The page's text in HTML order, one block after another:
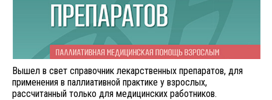
Вышел в свет справочник лекарственных препаратов, для
применения в паллиативной практике у взрослых,
рассчитанный только для медицинских работников.